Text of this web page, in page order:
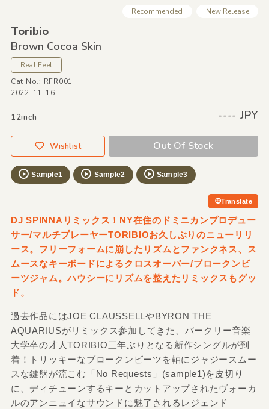
Recommended New Release
Toribio
Brown Cocoa Skin
Real Feel
Cat No.: RFR001
2022-11-16
12inch ---- JPY
Wishlist Out Of Stock
Sample1 Sample2 Sample3
Translate
DJ SPINNAリミックス！NY在住のドミニカンプロデュー
サー/マルチプレーヤーTORIBIOお久しぶりのニューリリ
ース。フリーフォームに崩したリズムとファンクネス、ス
ムースなキーボードによるクロスオーバー/ブロークンビ
ーツジャム。ハウシーにリズムを整えたリミックスもグッ
ド。
過去作品にはJOE CLAUSSELLやBYRON THE
AQUARIUSがリミックス参加してきた、バークリー音楽
大学卒の才人TORIBIO三年ぶりとなる新作シングルが到
着！トリッキーなブロークンビーツを軸にジャジースムー
スな鍵盤が流こむ「No Requests」(sample1)を皮切り
に、ディチューンするキーとカットアップされたヴォーカ
ルのアンニュイなサウンドに魅了されるレジェンド